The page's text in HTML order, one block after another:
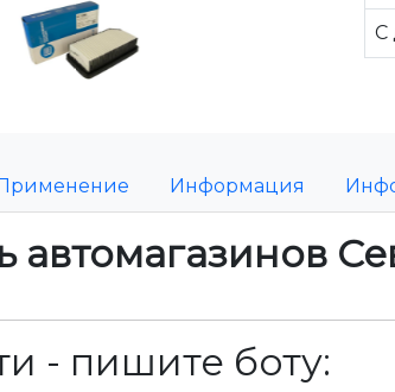
C
Информация
автомагазинов
- пишите боту: